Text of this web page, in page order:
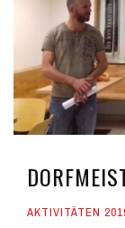
AKTIVITÄTEN